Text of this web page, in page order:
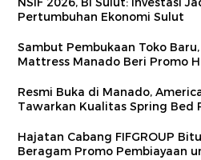
Pertumbuhan Ekonomi Sulut
Sambut Pembukaan Toko
Mattress Manado Beri Promo
Resmi Buka di Manado,
Tawarkan Kualitas Spring Bed
Hajatan Cabang FIFGROUP
Beragam Promo Pembiayaan